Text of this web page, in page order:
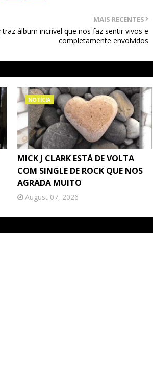
MAIS RECENTES
traz álbum incrível que nos faz sentir vivos e
completamente envolvidos
NOTÍCIA
MICK J CLARK ESTÁ DE VOLTA
COM SINGLE DE ROCK QUE NOS
AGRADA MUITO
August 07, 2026